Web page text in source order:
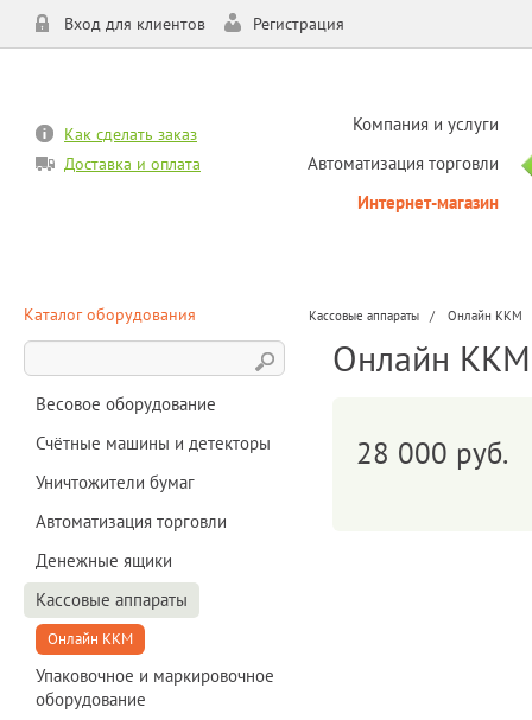
Вход для клиентов Регистрация
Как сделать заказ
Доставка и оплата
Компания и услуги
Автоматизация торговли
Интернет-магазин
Каталог оборудования
Весовое оборудование
Счётные машины и детекторы
Уничтожители бумаг
Автоматизация торговли
Денежные ящики
Кассовые аппараты
Онлайн ККМ
Упаковочное и маркировочное
оборудование
Кассовые аппараты Онлайн ККМ
Онлайн
28 000 руб.